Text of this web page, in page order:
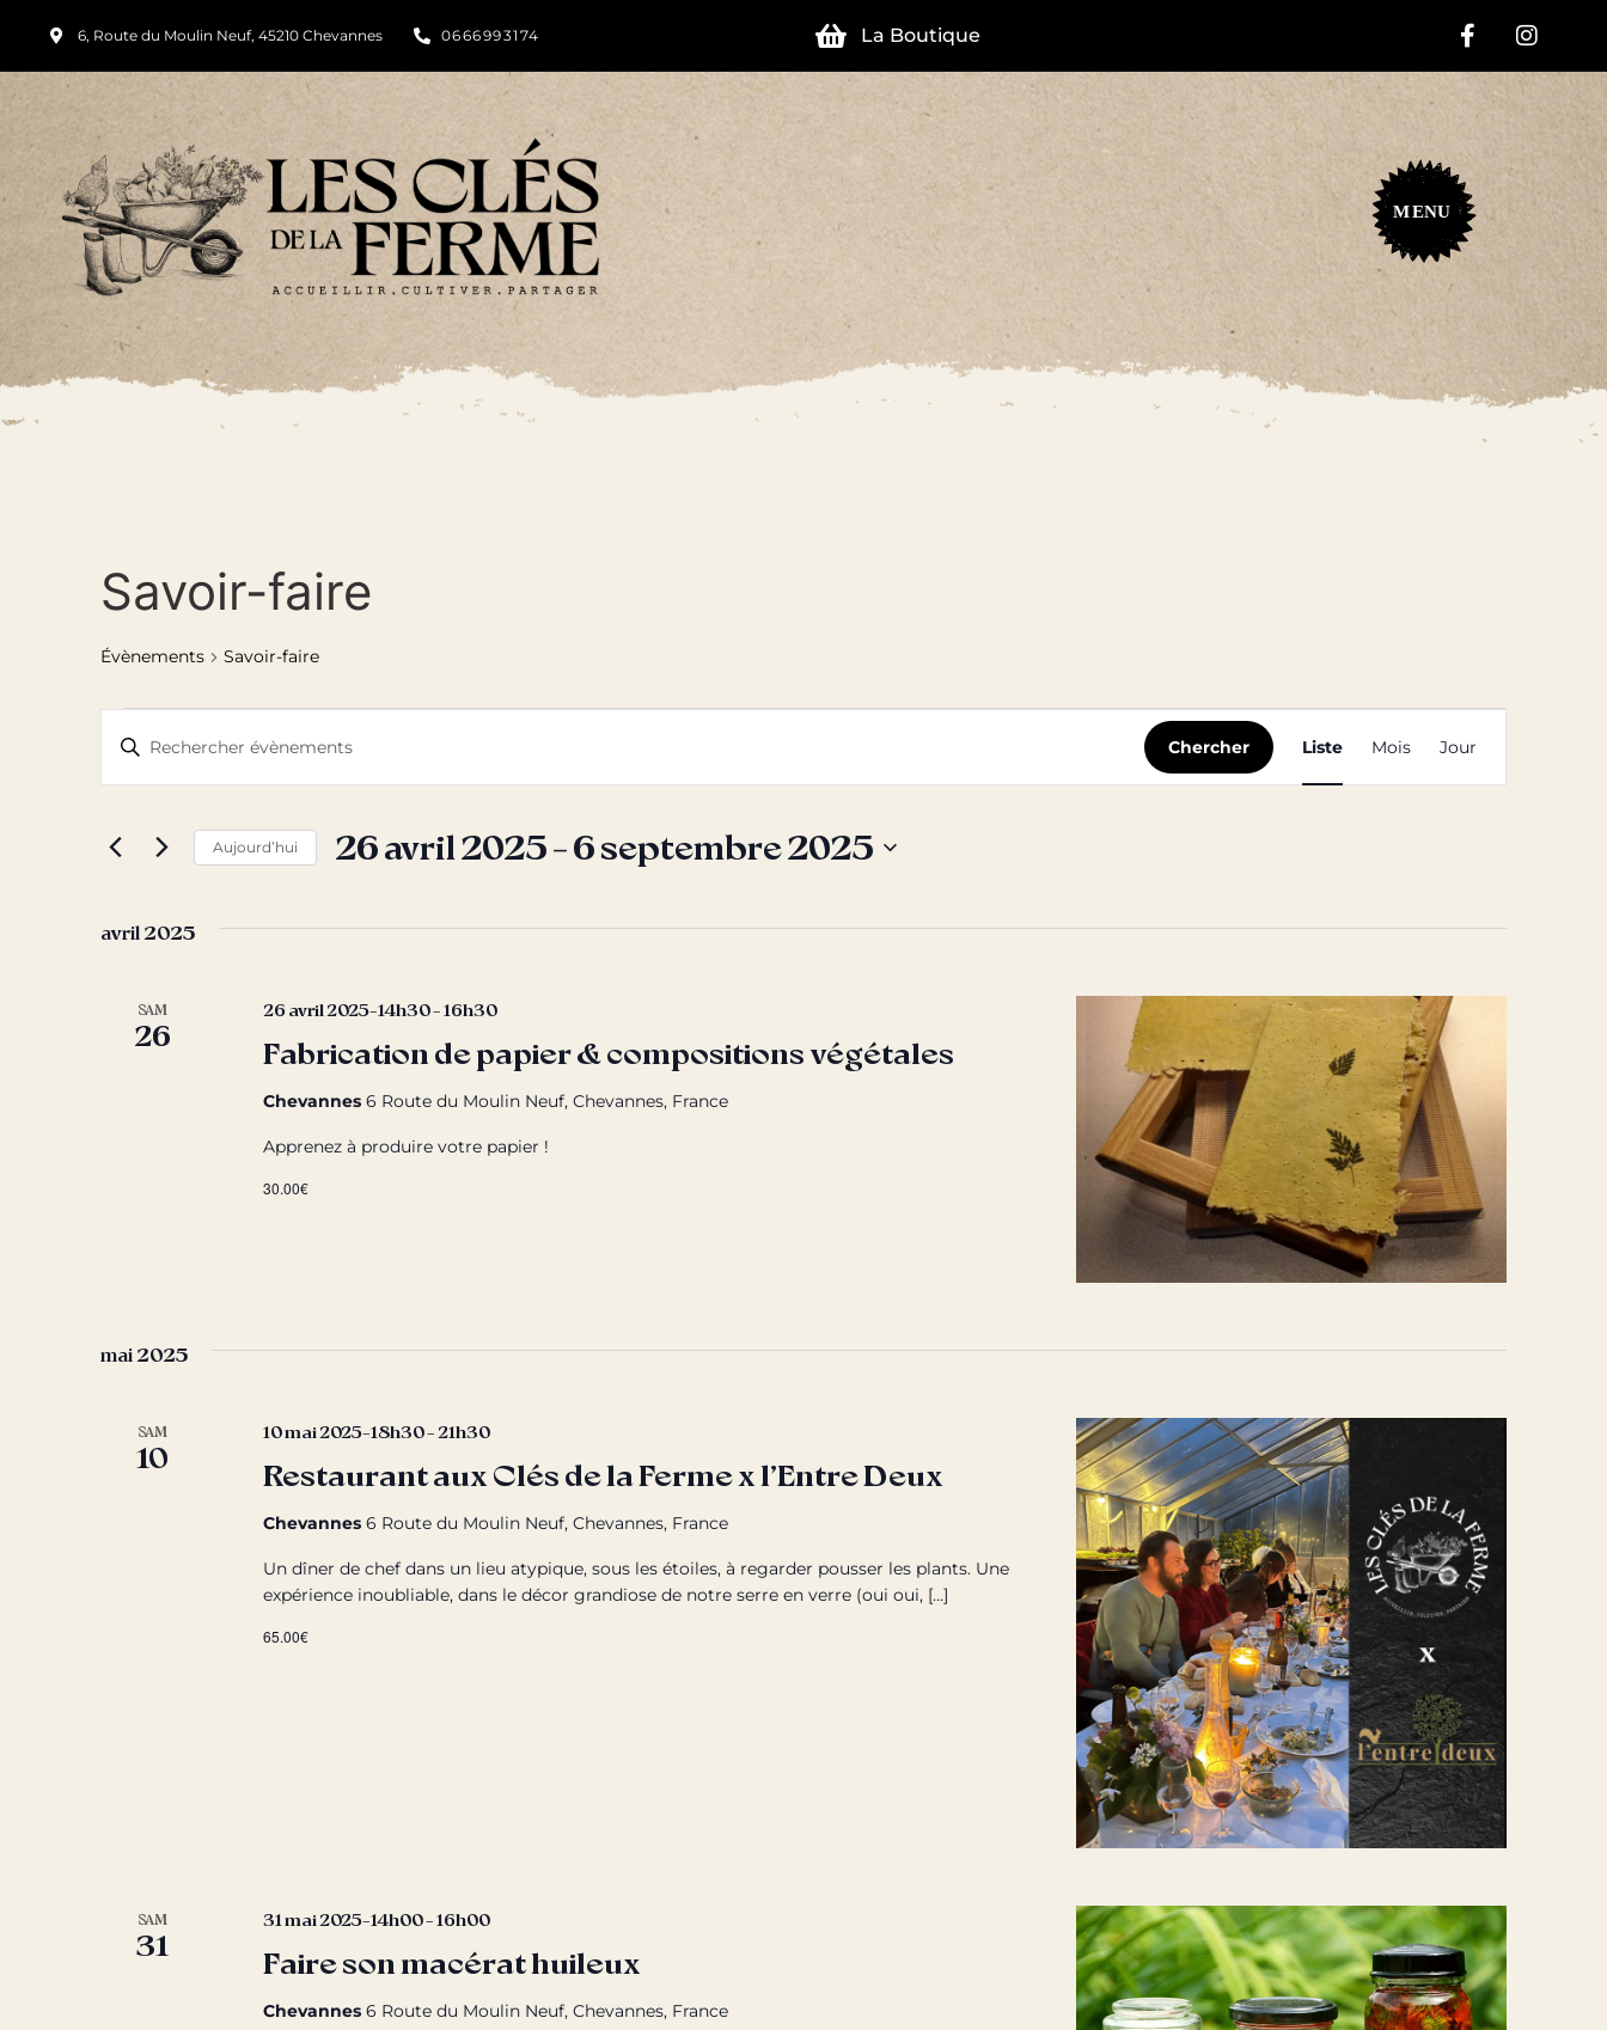
6, Route du Moulin Neuf, 45210 Chevannes 0666993174 La Boutique
MENU
Savoir-faire
Évènements Savoir-faire
Recherche
et
navigation
de
vues
Saisir
mot-
Rechercher
mot-
Chercher Liste Mois Jour
Aujourd’hui 26 avril 2025 - 6 septembre 2025
avril 2025
SAM
26 Fabrication de papier & compositions végétales
26 avril 2025-14h30-16h30
Chevannes 6 Route du Moulin Neuf, Chevannes, France
Apprenez à produire votre papier !
30.00€
mai 2025
SAM
10 Restaurant aux Clés de la Ferme x l’Entre Deux
10 mai 2025-18h30-21h30
Chevannes 6 Route du Moulin Neuf, Chevannes, France
Un dîner de chef dans un lieu atypique, sous les étoiles, à regarder pousser les plants. Une
expérience inoubliable, dans le décor grandiose de notre serre en verre (oui oui, […]
65.00€
SAM
31 Faire son macérat huileux
31 mai 2025-14h00-16h00
Chevannes 6 Route du Moulin Neuf, Chevannes, France